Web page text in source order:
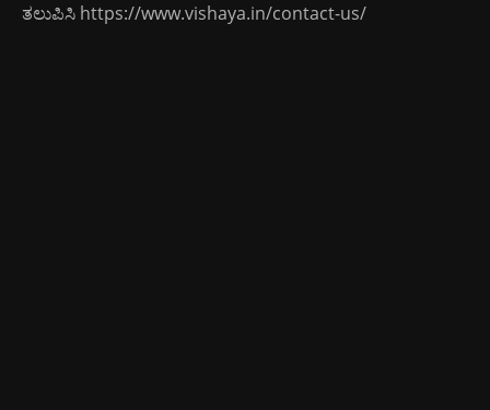
ತಲುಪಿಸಿ https://www.vishaya.in/contact-us/